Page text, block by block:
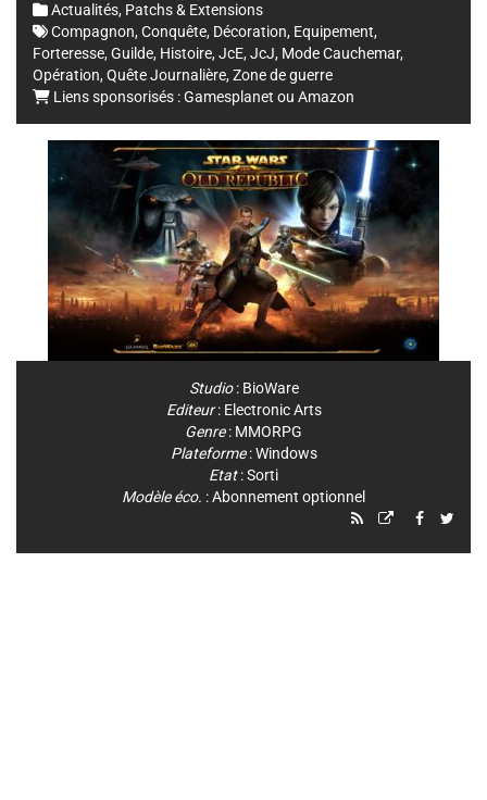
Actualités, Patchs & Extensions
Compagnon, Conquête, Décoration, Equipement,
Forteresse, Guilde, Histoire, JcE, JcJ, Mode Cauchemar,
Opération, Quête Journalière, Zone de guerre
Liens sponsorisés :Gamesplanet ou Amazon
Studio: BioWare
Editeur: Electronic Arts
Genre: MMORPG
Plateforme:Windows
Etat: Sorti
Modèle éco. : Abonnement optionnel